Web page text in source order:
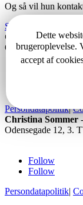
Og så vil hun
Send mail
Christina Sommer-
Odensegade 12, 3.
Persondatapolitik|
Christina Sommer
Odensegade 12, 3.
Follow
Follow
Persondatapolitik|
Dette
brugeroplevelse.
accept af